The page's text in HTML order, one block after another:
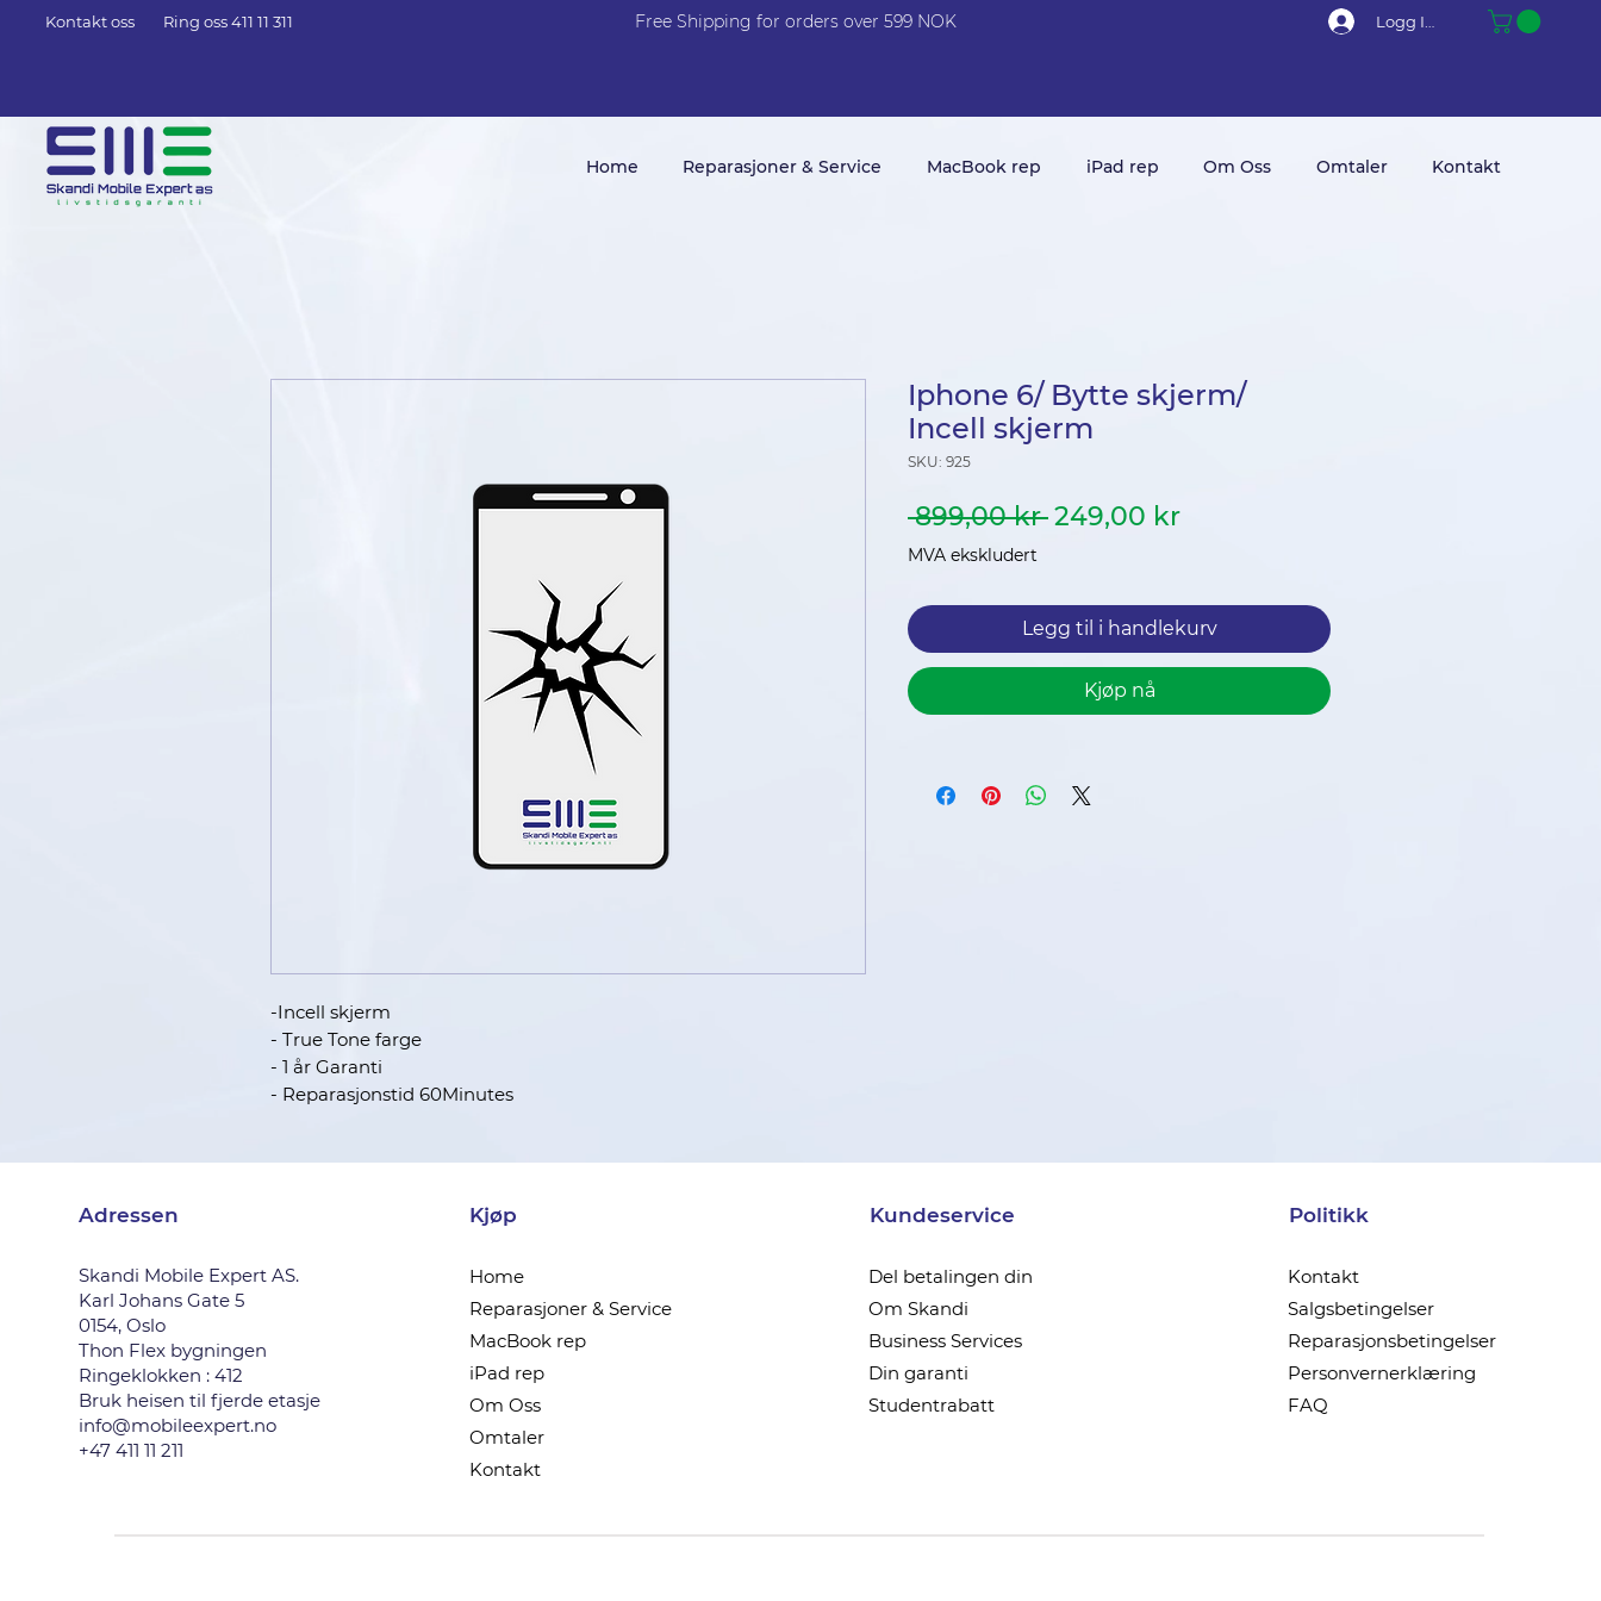
Kontakt oss Ring oss 411 11 311 Free Shipping for orders over 599 NOK Logg Inn
Home Reparasjoner & Service MacBook rep iPad rep Om Oss Omtaler Kontakt
-Incell skjerm
- True Tone farge
- 1 år Garanti
- Reparasjonstid 60Minutes
Iphone 6/ Bytte skjerm/
Incell skjerm
SKU: 925
899,00 kr Vanlig
249,00 krSalgspris
MVA ekskludert
Legg til i handlekurv
Kjøp nå
Adressen
Skandi Mobile Expert AS.
Karl Johans Gate 5
0154, Oslo
Thon Flex bygningen
Ringeklokken : 412
Bruk heisen til fjerde etasje
info@mobileexpert.no
+47 411 11 211
Kjøp
Home
Reparasjoner & Service
MacBook rep
iPad rep
Om Oss
Omtaler
Kontakt
Kundeservice
Del betalingen din
Om Skandi
Business Services
Din garanti
Studentrabatt
Politikk
Kontakt
Salgsbetingelser
Reparasjonsbetingelser
Personvernerklæring
FAQ